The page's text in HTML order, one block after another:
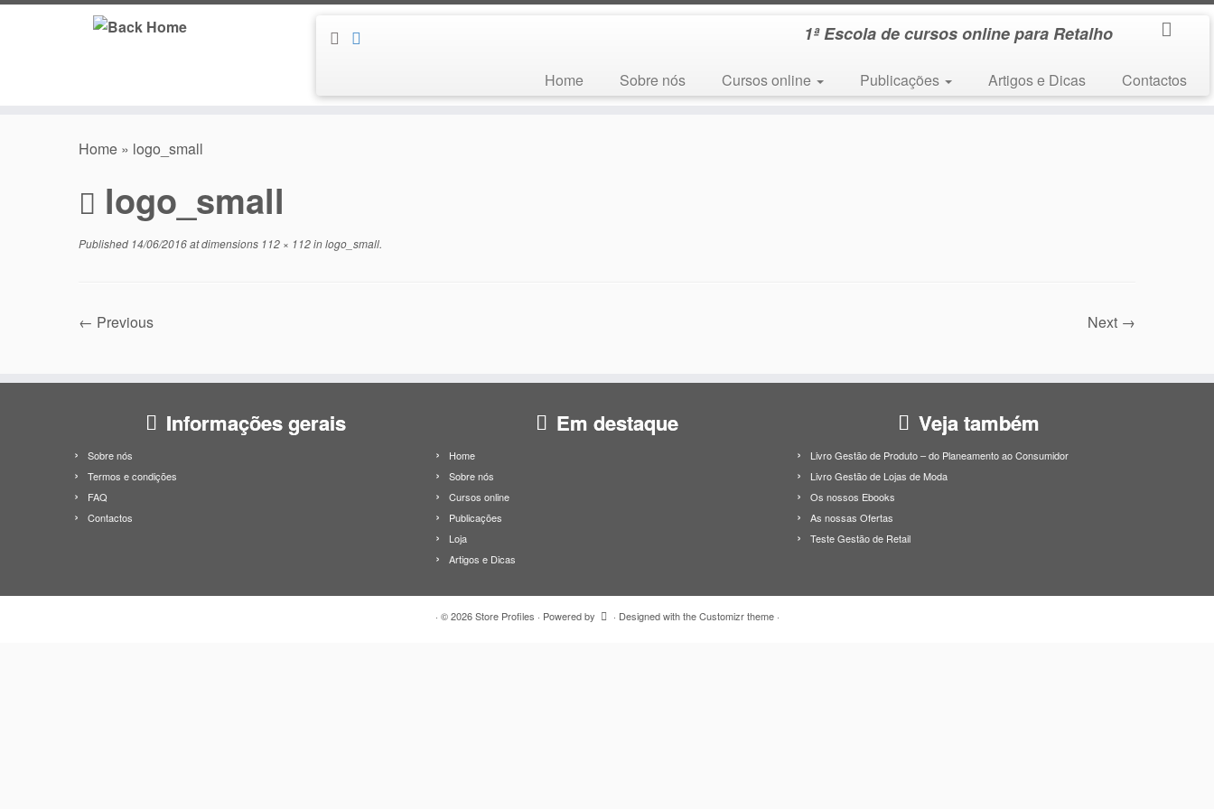
Skip
1ª Escola de cursos online para Retalho
Home Sobre nós Cursos online Publicações Artigos e Dicas Contactos
Home » logo_small
logo_small
Published 14/06/2016at dimensions 112 × 112inlogo_small.
← Previous Next →
Informações gerais
Sobre nós
Termos e condições
FAQ
Contactos
Em destaque
Home
Sobre nós
Cursos online
Publicações
Loja
Artigos e Dicas
Veja também
Livro Gestão de Produto – do Planeamento ao Consumidor
Livro Gestão de Lojas de Moda
Os nossos Ebooks
As nossas Ofertas
Teste Gestão de Retail
· © 2026 Store Profiles · Powered by · Designed with theCustomizr theme·